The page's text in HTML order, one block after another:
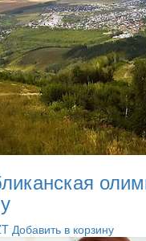
Добавить в корзину